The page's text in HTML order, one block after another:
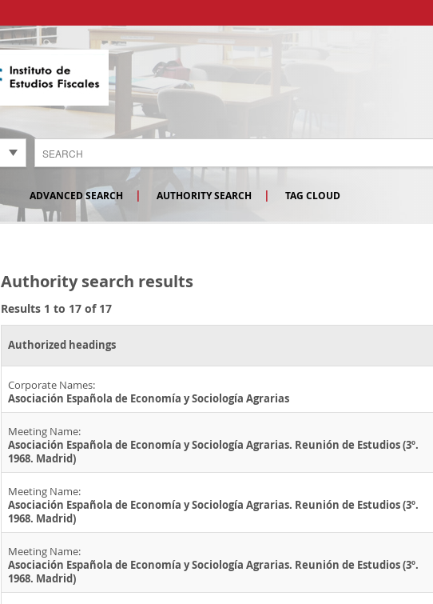
ADVANCED SEARCH AUTHORITY SEARCH TAG CLOUD
Authority search results
Results 1 to 17 of 17
Authorized headings
Corporate Names:
Asociación Española de Economía y Sociología Agrarias
Meeting Name:
Asociación Española de Economía y Sociología Agrarias. Reunión de Estudios (3º.
1968. Madrid)
Meeting Name:
Asociación Española de Economía y Sociología Agrarias. Reunión de Estudios (3º.
1968. Madrid)
Meeting Name:
Asociación Española de Economía y Sociología Agrarias. Reunión de Estudios (3º.
1968. Madrid)